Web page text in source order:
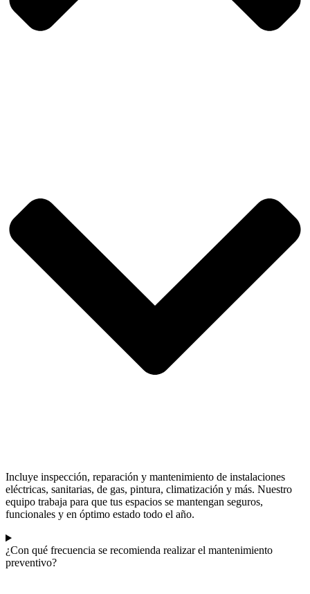
Incluye inspección, reparación y mantenimiento de instalaciones
eléctricas, sanitarias, de gas, pintura, climatización y más. Nuestro
equipo trabaja para que tus espacios se mantengan seguros,
funcionales y en óptimo estado todo el año.
¿Con qué frecuencia se recomienda realizar el mantenimiento
preventivo?